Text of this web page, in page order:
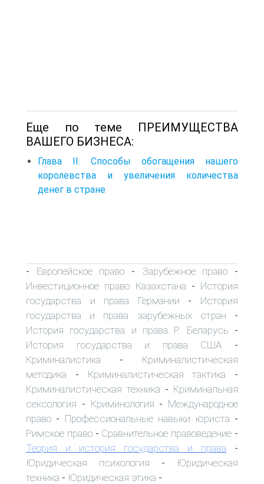
Еще по теме ПРЕИМУЩЕСТВА
ВАШЕГО БИЗНЕСА:
Глава II. Способы обогащения нашего
королевства и увеличения количества
денег в стране
- Европейское право - Зарубежное право -
Инвестиционное право Казахстана - История
государства и права Германии - История
государства и права зарубежных стран -
История государства и права Р. Беларусь -
История государства и права США -
Криминалистика - Криминалистическая
методика - Криминалистическая тактика -
Криминалистическая техника - Криминальная
сексология - Криминология - Международное
право - Профессиональные навыки юриста -
Римское право- Сравнительное правоведение -
Теория и история государства и права -
Юридическая психология -
Юридическая
техника - Юридическая этика -